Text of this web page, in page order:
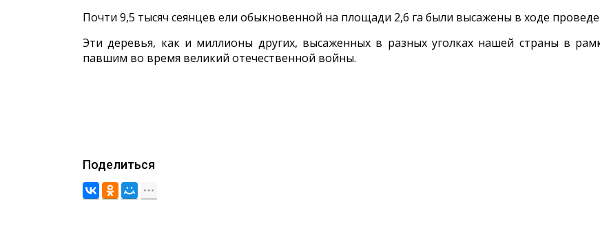
Почти 9,5 тысяч сеянцев ели обыкновенной на площади 2,6 га были высажены в ходе
Эти деревья, как и миллионы других, высаженных в разных уголках нашей страны в
павшим во время великий отечественной войны.
Поделиться